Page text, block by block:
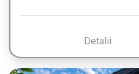
Detalii